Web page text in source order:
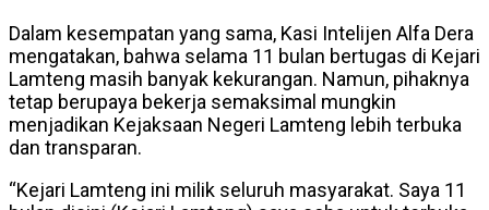
Dalam kesempatan yang sama, Kasi Intelijen Alfa Dera
mengatakan, bahwa selama 11 bulan bertugas di Kejari
Lamteng masih banyak kekurangan. Namun, pihaknya
tetap berupaya bekerja semaksimal mungkin
menjadikan Kejaksaan Negeri Lamteng lebih terbuka
dan transparan.
“Kejari Lamteng ini milik seluruh masyarakat. Saya 11